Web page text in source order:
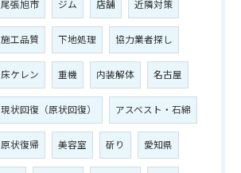
尾張旭市 ジム 店舗 近隣対策
施工品質 下地処理 協力業者探し
床ケレン 重機 内装解体 名古屋
現状回復（原状回復） アスベスト・石綿
原状復帰 美容室 斫り 愛知県